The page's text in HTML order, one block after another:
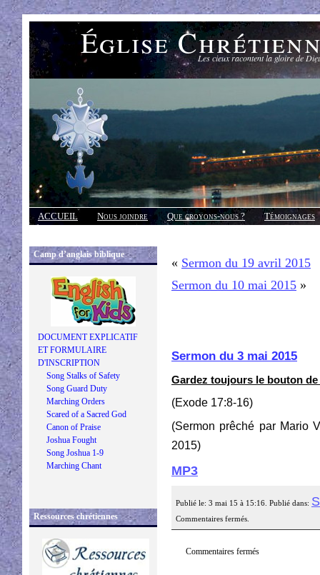
Église Les cieux racontent la gloire de
ACCUEIL Nous joindre Que croyons-nous ?
Témoignages
Réponses
Camp d’anglais biblique
DOCUMENT EXPLICATIF
ET FORMULAIRE
D'INSCRIPTION
Song Stalks of Safety
Song Guard Duty
Marching Orders
Scared of a Sacred God
Canon of Praise
Joshua Fought
Song Joshua 1-9
Marching Chant
Ressources chrétiennes
« Sermon du 19 avril 2015
Sermon du 10 mai 2015 »
Sermon du 3 mai 2015
Gardez toujours le bouton de
(Exode 17:8-16)
(Sermon prêché par Mario
2015)
MP3
Publié le: 3 mai 15 à 15:16. Publié dans:
Commentaires fermés.
Commentaires fermés